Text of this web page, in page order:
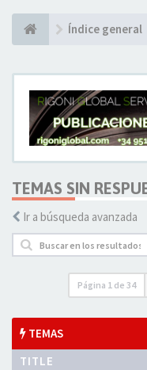
Índice general
TEMAS SIN
Ir a búsqueda avanzada
Página 1 de 34
TEMAS
TITLE